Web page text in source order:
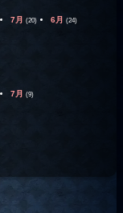
7月 (20) 6月 (24)
7月 (9)